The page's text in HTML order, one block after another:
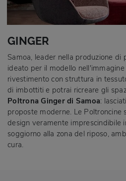
GINGER
Samoa, leader nella produzione di
ideato per il modello
rivestimento con struttura in
di imbottiti e potrai ricreare gli
Poltrona Ginger di Samoa:
proposte moderne. Le Poltroncine
design veramente imprescindibile
soggiorno alla zona del riposo,
cura.